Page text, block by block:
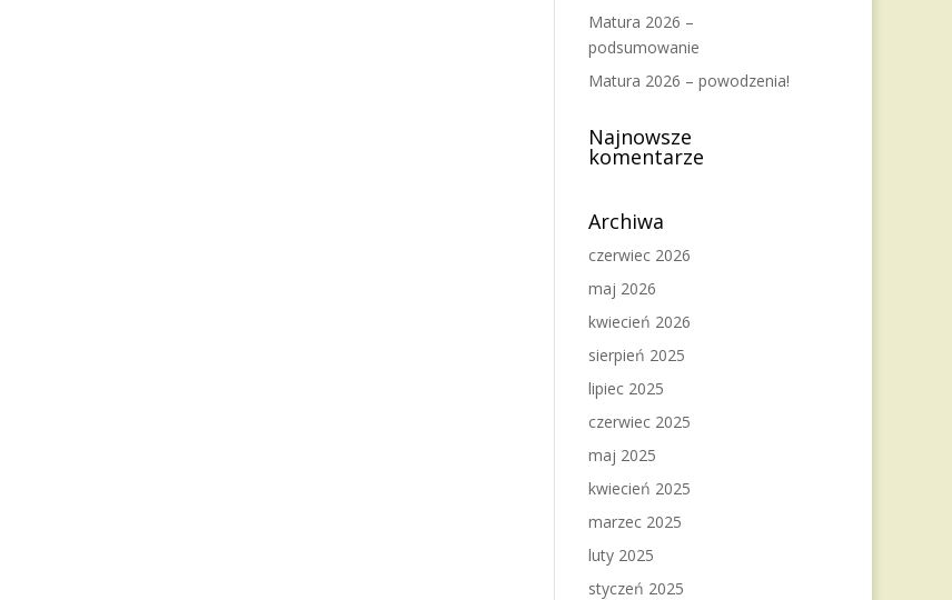
Matura 2026 –
podsumowanie
Matura 2026 – powodzenia!
Najnowsze
komentarze
Archiwa
czerwiec 2026
maj 2026
kwiecień 2026
sierpień 2025
lipiec 2025
czerwiec 2025
maj 2025
kwiecień 2025
marzec 2025
luty 2025
styczeń 2025